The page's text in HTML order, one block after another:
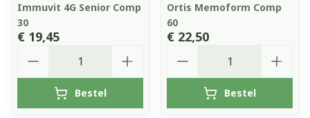
Immuvit 4G Senior Comp
30
€ 19,45
Bestel
Ortis Memoform Comp
60
€ 22,50
Bestel